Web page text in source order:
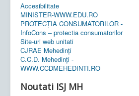
Accesibilitate
MINISTER-WWW.EDU.RO
PROTECȚIA CONSUMATORILOR -
InfoCons – protectia consumatorilor
Site-uri web unitati
CJRAE Mehedinți
C.C.D. Mehedinţi -
WWW.CCDMEHEDINTI.RO
Noutati ISJ MH